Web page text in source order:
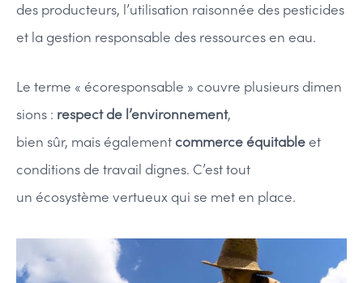
des producteurs, l’utilisation raisonnée des pesticides
et la gestion responsable des ressources en eau.
Le terme « écoresponsable » couvre plusieurs dimen
sions : respect de l’environnement,
bien sûr, mais égalementcommerce équitable et
conditions de travail dignes. C’est tout
un écosystème vertueux qui se met en place.